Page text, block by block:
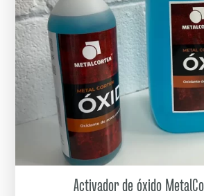
Activador de óxido